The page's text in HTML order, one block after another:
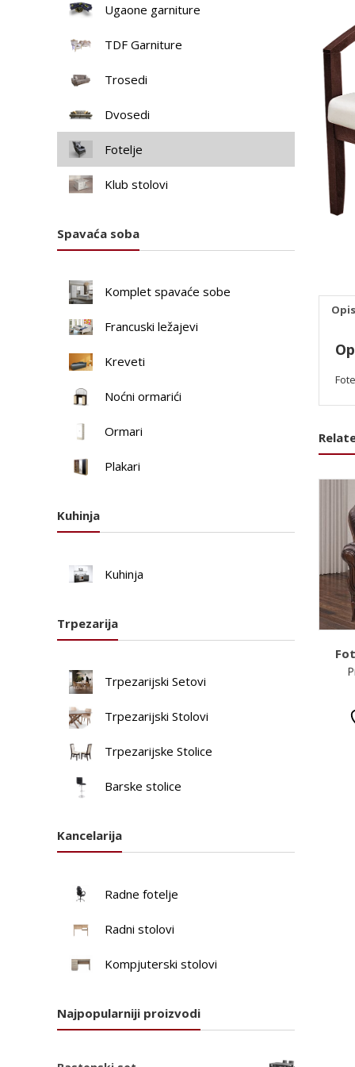
Opis
Ugaone garniture
TDF Garniture
Trosedi
Dvosedi
Fotelje
Klub stolovi
Spavaća soba
Komplet spavaće sobe
Francuski ležajevi
Kreveti
Noćni ormarići
Ormari
Plakari
Kuhinja
Kuhinja
Trpezarija
Trpezarijski Setovi
Trpezarijski Stolovi
Trpezarijske Stolice
Barske stolice
Kancelarija
Radne fotelje
Radni stolovi
Kompjuterski stolovi
Najpopularniji proizvodi